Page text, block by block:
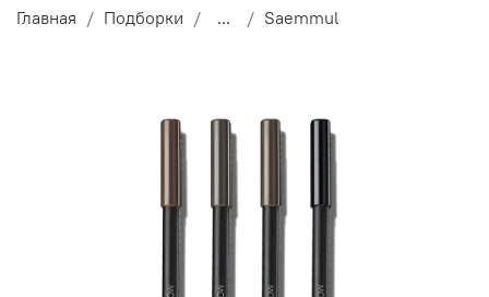
Главная Подборки ... Saemmul